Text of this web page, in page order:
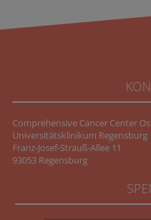
Comprehensive Cancer Center
Universitätsklinikum Regensburg
Franz-Josef-Strauß-Allee 11
93053 Regensburg